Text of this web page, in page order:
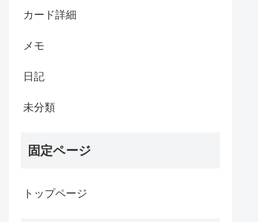
カード詳細
メモ
日記
未分類
固定ページ
トップページ